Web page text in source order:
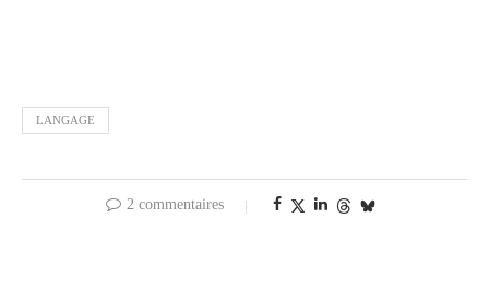
LANGAGE
2 commentaires